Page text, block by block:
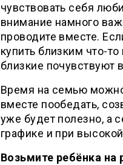
чувствовать себя
внимание намного
проводите вместе.
купить близким что-
близкие почувствуют
Время на семью
вместе пообедать,
уже будет полезно, а
графике и при
Возьмите ребёнка на